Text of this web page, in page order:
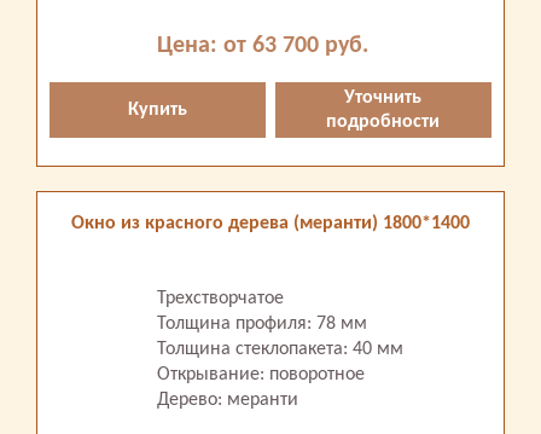
Цена: от 63 700 руб.
Купить
Уточнить
подробности
Окно из красного дерева (меранти) 1800*1400
Трехстворчатое
Толщина профиля: 78 мм
Толщина стеклопакета: 40 мм
Открывание: поворотное
Дерево: меранти